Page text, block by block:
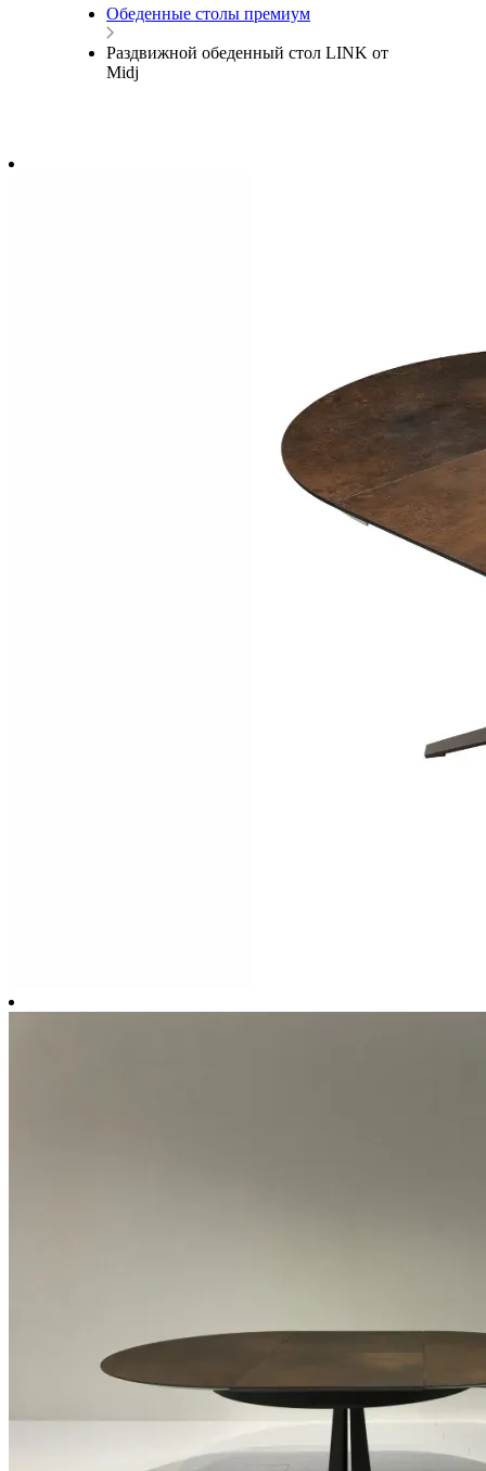
Обеденные столы премиум
Раздвижной обеденный стол LINK от
Midj